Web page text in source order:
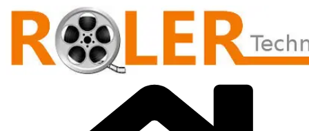
Přeskočit
obsah